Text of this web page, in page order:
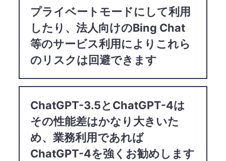
プライベートモードにして利用
したり、法人向けのBing Chat
等のサービス利用によりこれら
のリスクは回避できます​
ChatGPT-3.5とChatGPT-4は
その性能差はかなり大きいた
め、​業務利用であれば
ChatGPT-4を強くお勧めします​